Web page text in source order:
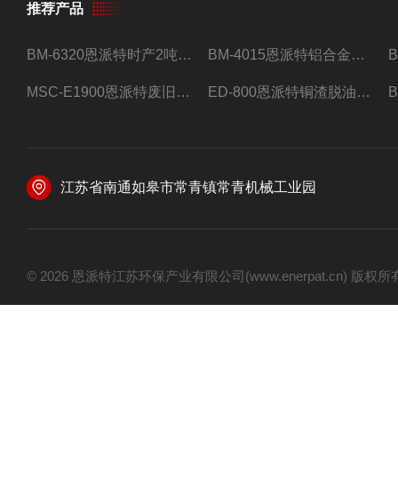
推荐产品
BM-6320恩派特时产2吨合金钢屑压饼机 BM-4015恩派特铝合金屑压饼机 脱油效果好
MSC-E1900恩派特废旧锂电池极片破碎处理设备 ED-800恩派特铜渣脱油机废铜屑铝屑甩油机
江苏省南通如皋市常青镇常青机械工业园
© 2026 恩派特江苏环保产业有限公司(www.enerpat.cn) 版权